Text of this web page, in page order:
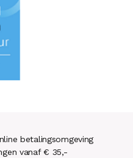
betalingsomgeving
vanaf € 35,-